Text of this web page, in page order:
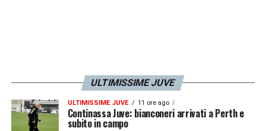
voglio molto bene».
LA PLAYLIST DELLE NOSTRE TOP NEWS
ULTIMISSIME JUVE
ULTIMISSIME JUVE 11 ore ago
Continassa Juve: bianconeri arrivati a Perth e
subito in campo